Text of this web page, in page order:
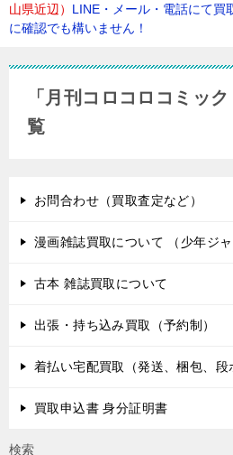
山県近辺） LINE・メール・電話にて買
に確認でも構いません！
「月刊コロコロコミッ
覧
お問合わせ（買取査定など）
漫画雑誌買取について （少年ジ
古本 雑誌買取について
出張・持ち込み買取（予約制）
着払い宅配買取（発送、梱包、段
買取申込書 身分証明書
検索